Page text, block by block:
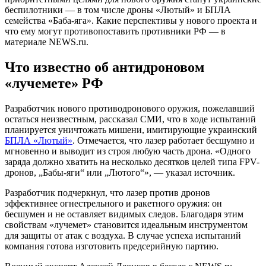
беспилотники — в том числе дроны «Лютый» и БПЛА
семейства «Баба-яга». Какие перспективы у нового проекта и
что ему могут противопоставить противники РФ — в
материале NEWS.ru.
Что известно об антидроновом
«лучемете» РФ
Разработчик нового противодронового оружия, пожелавший
остаться неизвестным, рассказал СМИ, что в ходе испытаний
планируется уничтожать мишени, имитирующие украинский
БПЛА «Лютый». Отмечается, что лазер работает бесшумно и
мгновенно и выводит из строя любую часть дрона. «Одного
заряда должно хватить на несколько десятков целей типа FPV-
дронов, „Бабы-яги“ или „Лютого“», — указал источник.
Разработчик подчеркнул, что лазер против дронов
эффективнее огнестрельного и ракетного оружия: он
бесшумен и не оставляет видимых следов. Благодаря этим
свойствам «лучемет» становится идеальным инструментом
для защиты от атак с воздуха. В случае успеха испытаний
компания готова изготовить предсерийную партию.